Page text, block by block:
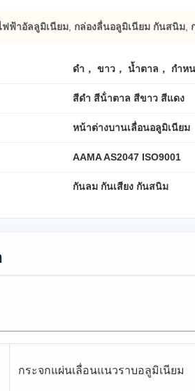
ฟฟ้าอัลลูมิเนียม กล่องลื่นอลูมิเนียม กันสนิม
ดำ， ขาว， น้ำตาล， กำห
สีดํา สีน้ําตาล สีขาว สีแดง
หน้าต่างบานเลื่อนอลูมิเนียม
AAMA AS2047 ISO9001
กันลม กันเสียง กันสนิม
กระจกแผ่นเลื่อนแนวราบอลูมิเนียม